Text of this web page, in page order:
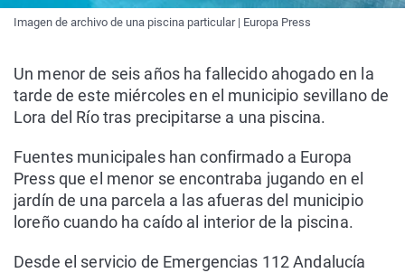
Imagen de archivo de una piscina particular | Europa Press
Un menor de seis años ha fallecido ahogado en la
tarde de este miércoles en el municipio sevillano de
Lora del Río tras precipitarse a una piscina.
Fuentes municipales han confirmado a Europa
Press que el menor se encontraba jugando en el
jardín de una parcela a las afueras del municipio
loreño cuando ha caído al interior de la piscina.
Desde el servicio de Emergencias 112 Andalucía